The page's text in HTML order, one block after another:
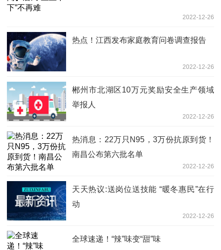
2022-12-26
热点！江西发布家庭教育问卷调查报告
2022-12-26
郴州市北湖区10万元奖励安全生产领域
举报人
2022-12-26
热消息：22万只N95，3万份抗原到货！
南昌公布第六批名单
2022-12-26
天天热议:送岗位送技能 “暖冬惠民”在行
动
2022-12-26
全球速递！“辣”味变“甜”味